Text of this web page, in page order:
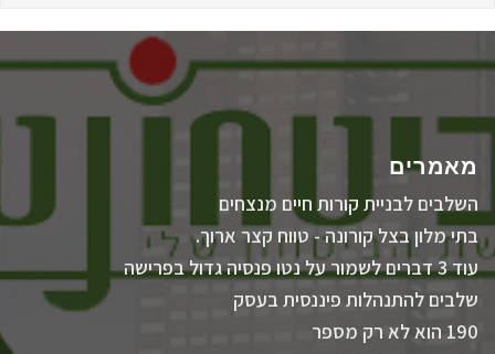
מאמרים
השלבים לבניית קורות חיים מנצחים
בתי מלון בצל קורונה - טווח קצר ארוך.
עוד 3 דברים לשמור על נטו פנסיה גדול בפרישה
שלבים להתנהלות פיננסית בעסק
190 הוא לא רק מספר